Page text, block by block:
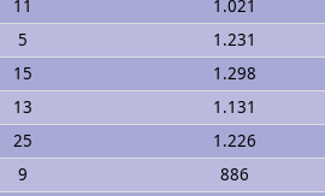
11 1.021
5 1.231
15 1.298
13 1.131
25 1.226
9 886